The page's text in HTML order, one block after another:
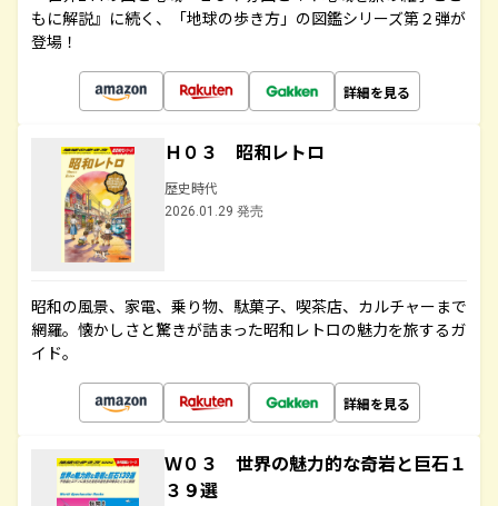
もに解説』に続く、「地球の歩き方」の図鑑シリーズ第２弾が
登場！
詳細を見る
Ｈ０３ 昭和レトロ
歴史時代
2026.01.29 発売
昭和の風景、家電、乗り物、駄菓子、喫茶店、カルチャーまで
網羅。懐かしさと驚きが詰まった昭和レトロの魅力を旅するガ
イド。
詳細を見る
Ｗ０３ 世界の魅力的な奇岩と巨石１
３９選